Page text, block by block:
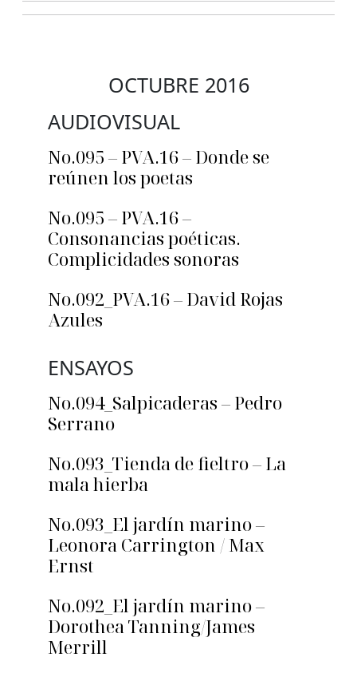
OCTUBRE 2016
AUDIOVISUAL
No.095 – PVA.16 – Donde se
reúnen los poetas
No.095 – PVA.16 –
Consonancias poéticas.
Complicidades sonoras
No.092_PVA.16 – David Rojas
Azules
ENSAYOS
No.094_Salpicaderas – Pedro
Serrano
No.093_Tienda de fieltro – La
mala hierba
No.093_El jardín marino –
Leonora Carrington / Max
Ernst
No.092_El jardín marino –
Dorothea Tanning/James
Merrill